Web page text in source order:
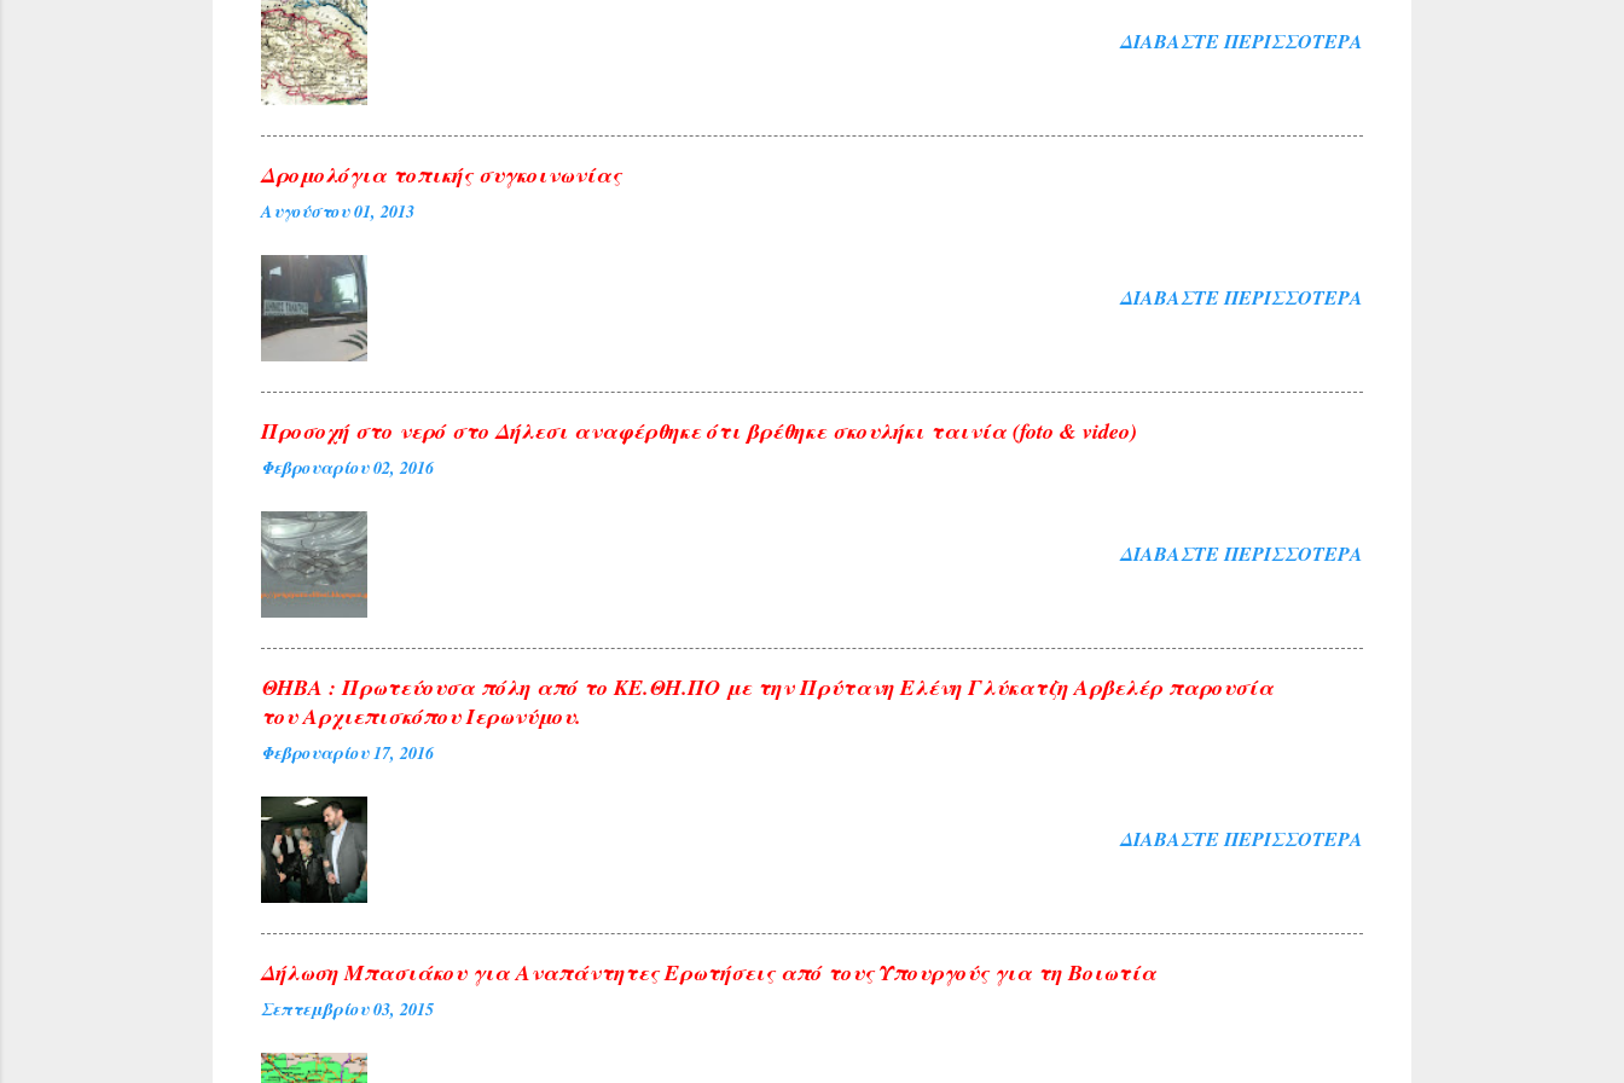
ΔΙΑΒΆΣΤΕ ΠΕΡΙΣΣΌΤΕΡΑ
Δρομολόγια τοπικής συγκοινωνίας
Αυγούστου 01, 2013
ΔΙΑΒΆΣΤΕ ΠΕΡΙΣΣΌΤΕΡΑ
Προσοχή στο νερό στο Δήλεσι αναφέρθηκε ότι βρέθηκε σκουλήκι ταινία (foto & video)
Φεβρουαρίου 02, 2016
ΔΙΑΒΆΣΤΕ ΠΕΡΙΣΣΌΤΕΡΑ
ΘΗΒΑ : Πρωτεύουσα πόλη από το ΚΕ.ΘΗ.ΠΟ με την Πρύτανη Ελένη Γλύκατζη Αρβελέρ παρουσία
του Αρχιεπισκόπου Ιερωνύμου.
Φεβρουαρίου 17, 2016
ΔΙΑΒΆΣΤΕ ΠΕΡΙΣΣΌΤΕΡΑ
Δήλωση Μπασιάκου για Αναπάντητες Ερωτήσεις από τους Υπουργούς για τη Βοιωτία
Σεπτεμβρίου 03, 2015